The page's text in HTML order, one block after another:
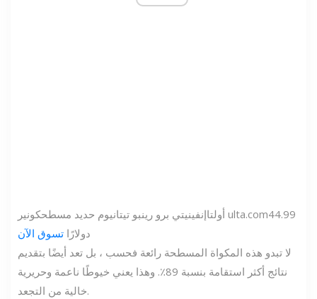
أولتاإنفينيتي برو رينبو تيتانيوم حديد مسطحكونير ulta.com44.99
دولارًا تسوق الآن
لا تبدو هذه المكواة المسطحة رائعة فحسب ، بل تعد أيضًا بتقديم
نتائج أكثر استقامة بنسبة 89٪. وهذا يعني خيوطًا ناعمة وحريرية
خالية من التجعد.